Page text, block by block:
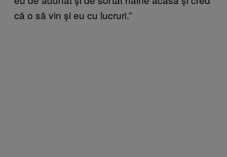
că o să vin și eu cu lucruri.”